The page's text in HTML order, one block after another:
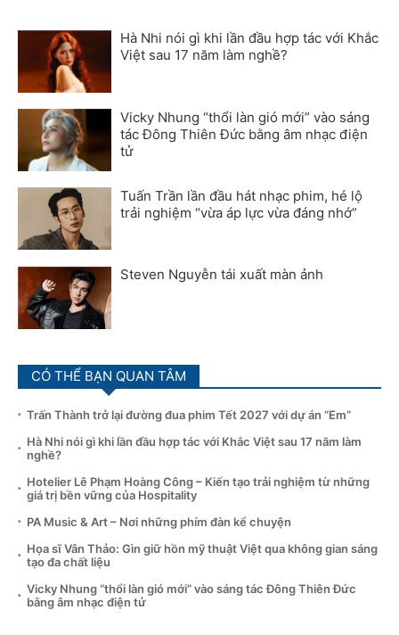
Hà Nhi nói gì khi lần đầu hợp tác với Khắc
Việt sau 17 năm làm nghề?
Vicky Nhung “thổi làn gió mới” vào sáng
tác Đông Thiên Đức bằng âm nhạc điện
tử
Tuấn Trần lần đầu hát nhạc phim, hé lộ
trải nghiệm “vừa áp lực vừa đáng nhớ”
Steven Nguyễn tái xuất màn ảnh
CÓ THỂ BẠN QUAN TÂM
Trấn Thành trở lại đường đua phim Tết 2027 với dự án “Em”
Hà Nhi nói gì khi lần đầu hợp tác với Khắc Việt sau 17 năm làm
nghề?
Hotelier Lê Phạm Hoàng Công – Kiến tạo trải nghiệm từ những
giá trị bền vững của Hospitality
PA Music & Art – Nơi những phím đàn kể chuyện
Họa sĩ Vân Thảo: Gìn giữ hồn mỹ thuật Việt qua không gian sáng
tạo đa chất liệu
Vicky Nhung “thổi làn gió mới” vào sáng tác Đông Thiên Đức
bằng âm nhạc điện tử